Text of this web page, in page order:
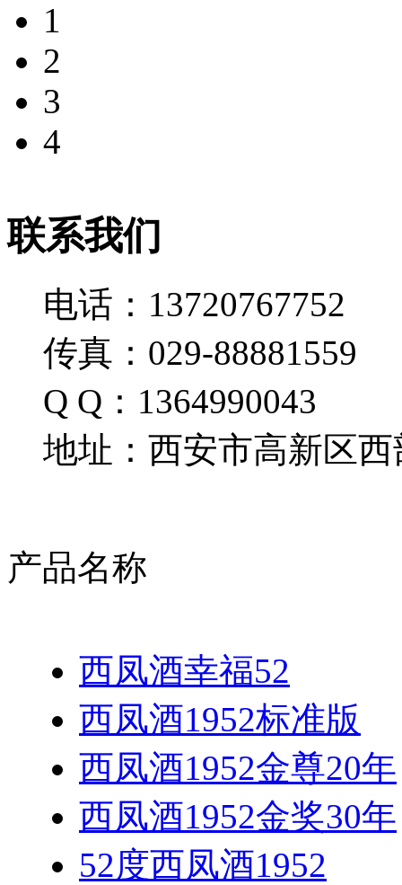
1
2
3
4
联系我们
电话：13720767752
传真：029-88881559
Q Q：1364990043
地址：西安市高新区西
产品名称
西凤酒幸福52
西凤酒1952标准版
西凤酒1952金尊20年
西凤酒1952金奖30年
52度西凤酒1952